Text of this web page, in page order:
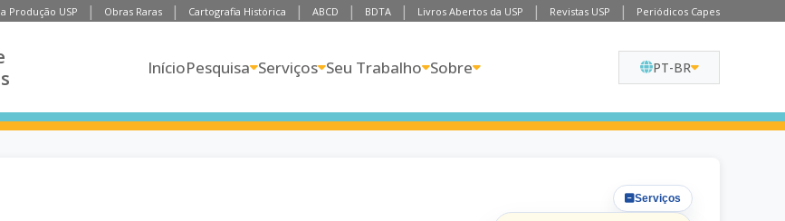
Produção USP Obras Raras Cartografia Histórica ABCD BDTA Livros Abertos da USP Revistas USP Periódicos Capes
InícioPesquisa Serviços Seu Trabalho Sobre PT-BR
Serviços